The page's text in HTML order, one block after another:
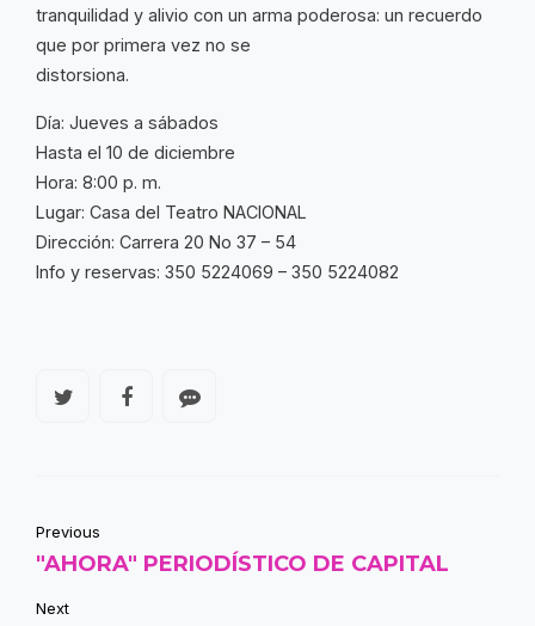
tranquilidad y alivio con un arma poderosa: un recuerdo
que por primera vez no se
distorsiona.
Día: Jueves a sábados
Hasta el 10 de diciembre
Hora: 8:00 p. m.
Lugar: Casa del Teatro NACIONAL
Dirección: Carrera 20 No 37 – 54
Info y reservas: 350 5224069 – 350 5224082
Previous
"AHORA" PERIODÍSTICO DE CAPITAL
Next